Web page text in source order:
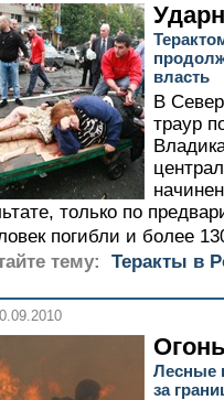
власть
В
траур
только по
погибли и более
тему:
Теракты в
Лесные
за